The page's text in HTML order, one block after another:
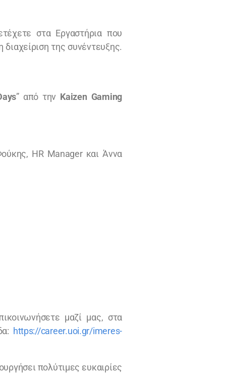
στα Εργαστήρια που
της συνέντευξης.
” από την Kaizen Gaming
HR Manager και Άννα
μαζί μας, στα
https://career.uoi.gr/imeres-
πολύτιμες ευκαιρίες